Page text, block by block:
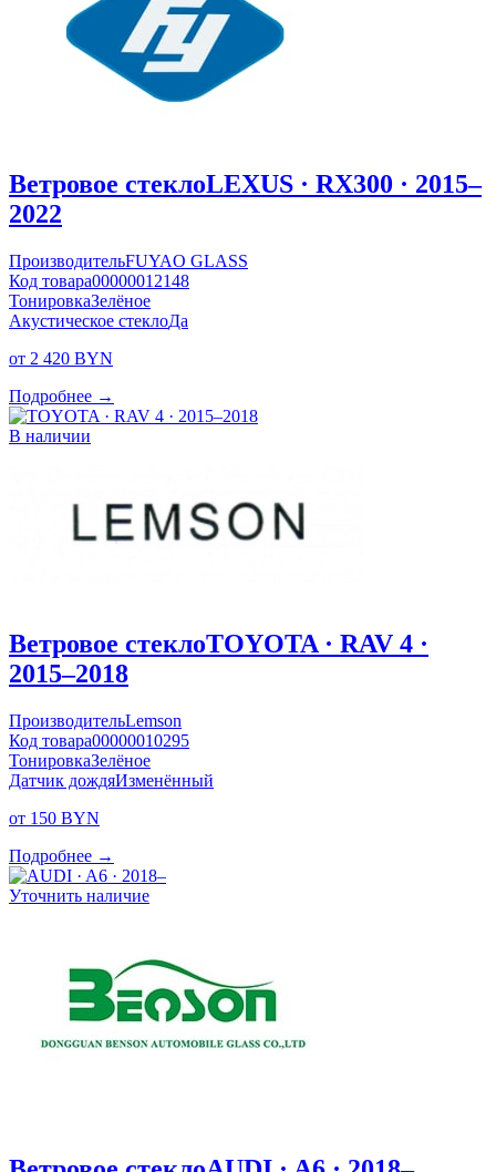
Ветровое стеклоLEXUS · RX300 · 2015–
2022
ПроизводительFUYAO GLASS
Код товара00000012148
ТонировкаЗелёное
Акустическое стеклоДа
от 2 420 BYN
Подробнее →
В наличии
Ветровое стеклоTOYOTA · RAV 4 ·
2015–2018
ПроизводительLemson
Код товара00000010295
ТонировкаЗелёное
Датчик дождяИзменённый
от 150 BYN
Подробнее →
Уточнить наличие